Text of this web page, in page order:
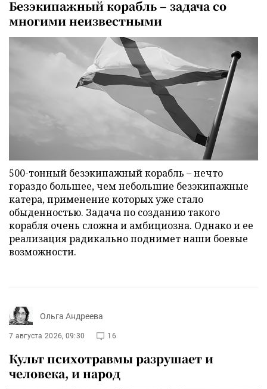
Безэкипажный корабль – задача со
многими неизвестными
500-тонный безэкипажный корабль – нечто
гораздо большее, чем небольшие безэкипажные
катера, применение которых уже стало
обыденностью. Задача по созданию такого
корабля очень сложна и амбициозна. Однако и ее
реализация радикально поднимет наши боевые
возможности.
Ольга Андреева
7 августа 2026, 09:30 16
Культ психотравмы разрушает и
человека, и народ